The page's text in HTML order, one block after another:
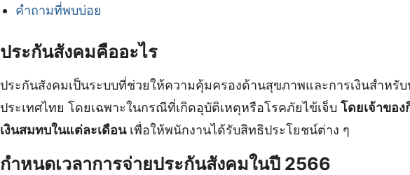
คำถามที่พบบ่อย
ประกันสังคมคืออะไร
ประกันสังคมเป็นระบบที่ช่วยให้ความคุ้มครองด้านสุขภาพและการเงินสำหรั
ประเทศไทย โดยเฉพาะในกรณีที่เกิดอุบัติเหตุหรือโรคภัยไข้เจ็บ โดยเจ้าขอ
เงินสมทบในแต่ละเดือนเพื่อให้พนักงานได้รับสิทธิประโยชน์ต่าง ๆ
กำหนดเวลาการจ่ายประกันสังคมในปี 2566